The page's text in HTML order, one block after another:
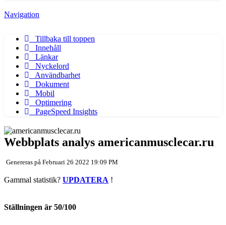
Navigation
Tillbaka till toppen
Innehåll
Länkar
Nyckelord
Användbarhet
Dokument
Mobil
Optimering
PageSpeed Insights
Webbplats analys americanmusclecar.ru
Genereras på Februari 26 2022 19:09 PM
Gammal statistik? UPDATERA !
Ställningen är 50/100